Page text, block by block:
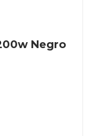
Negro